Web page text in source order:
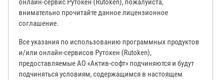
онлайн-сервис Рутокен (Rutoken), пожалуйста,
внимательно прочитайте данное лицензионное
соглашение.
Все указания по использованию программных продуктов
и/или онлайн-сервисов Рутокен (Rutoken),
предоставляемые АО «Актив-софт» подчиняются и будут
подчиняться условиям, содержащимся в настоящем